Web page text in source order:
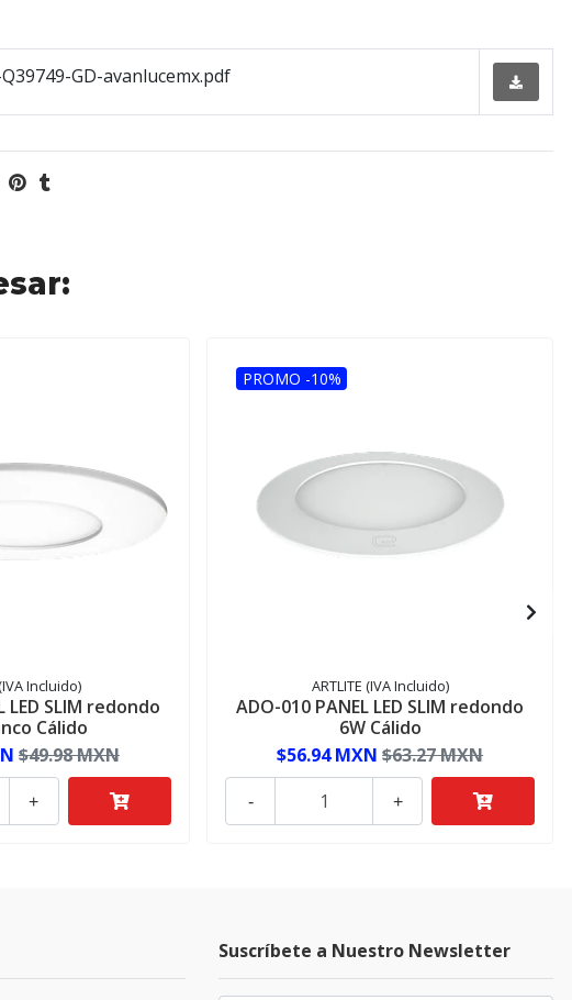
Q39749-GD-avanlucemx.pdf
Incluido)
LED SLIM redondo
Cálido
$49.98 MXN
+
PROMO -10%
ARTLITE (IVA Incluido)
ADO-010 PANEL LED SLIM redondo
6W Cálido
$56.94 MXN $63.27 MXN
+
-
Suscríbete a Nuestro Newsletter